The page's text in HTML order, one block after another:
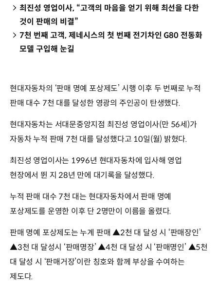
최진성 영업이사, “고객의 마음을 얻기 위해 최선을 다한
것이 판매의 비결”
7천 번째 고객, 제네시스의 첫 번째 전기차인 G80 전동화
모델 구입해 눈길
현대자동차의 ‘판매 명예 포상제도’ 시행 이후 두 번째로 누적
판매 대수 7천 대를 달성한 영광의 주인공이 탄생했다.
현대자동차는 서대문중앙지점 최진성 영업이사(만 56세)가
자동차 누적 판매 7천 대를 달성했다고 10일(월) 밝혔다.
최진성 영업이사는 1996년 현대자동차에 입사해 영업
현장에서 뛴 지 28년 만에 대기록을 달성했다.
누적 판매 대수 7천 대는 현대자동차에서 판매 명예
포상제도를 운영한 이후 단 2명만이 이름을 올렸다.
판매 명예 포상제도는 누계 판매 ▲2천 대 달성 시 ‘판매장인’
▲3천 대 달성시 ‘판매명장’ ▲4천 대 달성 시 ‘판매명인’ ▲5천
대 달성 시 ‘판매거장’이란 칭호와 함께 부상을 수여하는
제도다.